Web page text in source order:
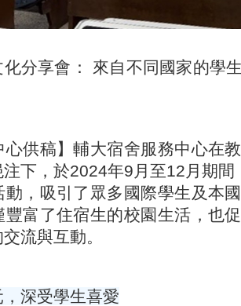
分享會： 來自不同國家的學
心供稿】輔大宿舍服務中心在
注下，於2024年9月至12月期
動，吸引了眾多國際學生及本
豐富了住宿生的校園生活，也
流與互動。
深受學生喜愛